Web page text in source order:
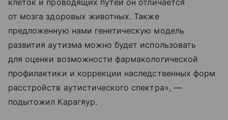
клеток и проводящих путей он отличается
от мозга здоровых животных. Также
предложенную нами генетическую модель
развития аутизма можно будет использовать
для оценки возможности фармакологической
профилактики и коррекции наследственных форм
расстройств аутистического спектра», —
подытожил Карагяур.